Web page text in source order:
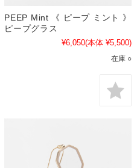
PEEP Mint 《 ピープ ミント 》
ピープグラス
¥6,050(本体 ¥5,500)
在庫 ○